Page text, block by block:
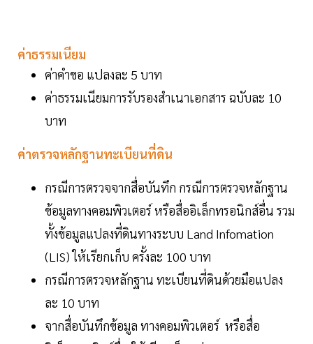
ค่าธรรมเนียม
ค่าคำขอ แปลงละ 5 บาท
ค่าธรรมเนียมการรับรองสำเนาเอกสาร ฉบับละ 10
บาท
ค่าตรวจหลักฐานทะเบียนที่ดิน
กรณีการตรวจจากสื่อบันทึก กรณีการตรวจหลักฐาน
ข้อมูลทางคอมพิวเตอร์ หรือสื่ออิเล็กทรอนิกส์อื่น รวม
ทั้งข้อมูลแปลงที่ดินทางระบบ Land Infomation
(LIS) ให้เรียกเก็บ ครั้งละ 100 บาท
กรณีการตรวจหลักฐาน ทะเบียนที่ดินด้วยมือแปลง
ละ 10 บาท
จากสื่อบันทึกข้อมูล ทางคอมพิวเตอร์ หรือสื่อ